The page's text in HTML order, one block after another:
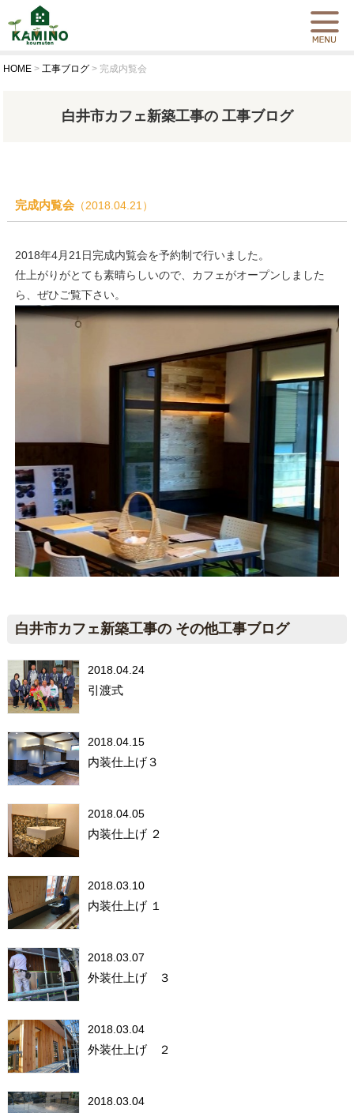
HOME >工事ブログ > 完成内覧会
白井市カフェ新築工事の 工事ブログ
完成内覧会（2018.04.21）
2018年4月21日完成内覧会を予約制で行いました。
仕上がりがとても素晴らしいので、カフェがオープンしました
ら、ぜひご覧下さい。
白井市カフェ新築工事の その他工事ブログ
2018.04.24
引渡式
2018.04.15
内装仕上げ３
2018.04.05
内装仕上げ ２
2018.03.10
内装仕上げ １
2018.03.07
外装仕上げ ３
2018.03.04
外装仕上げ ２
2018.03.04